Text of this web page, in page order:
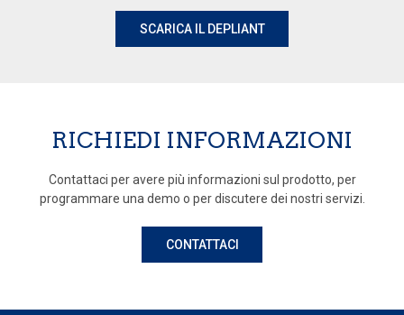
SCARICA IL DEPLIANT
RICHIEDI INFORMAZIONI
Contattaci per avere più informazioni sul prodotto, per
programmare una demo o per discutere dei nostri servizi.
CONTATTACI